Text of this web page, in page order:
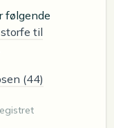
følgende
til
(44)